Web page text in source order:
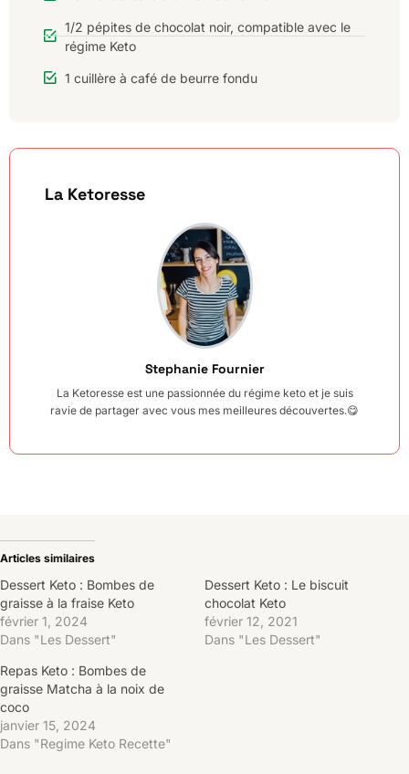
1/2 pépites de chocolat noir, compatible avec le
régime Keto
1 cuillère à café de beurre fondu
La Ketoresse
Stephanie Fournier
La Ketoresse est une passionnée du régime keto et je suis
ravie de partager avec vous mes meilleures découvertes.😋
Articles similaires
Dessert Keto : Bombes de
graisse à la fraise Keto
février 1, 2024
Dans "Les Dessert"
Dessert Keto : Le biscuit
chocolat Keto
février 12, 2021
Dans "Les Dessert"
Repas Keto : Bombes de
graisse Matcha à la noix de
coco
janvier 15, 2024
Dans "Regime Keto Recette"